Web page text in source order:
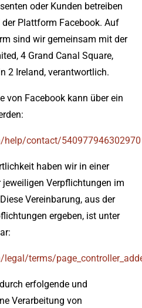
oder Kunden betreiben
Plattform Facebook. Auf
sind wir gemeinsam mit der
4 Grand Canal Square,
2 Ireland, verantwortlich.
von Facebook kann über ein
help/contact/540977946302970
haben wir in einer
Verpflichtungen im
Vereinbarung, aus der
ergeben, ist unter
terms/
erfolgende und
Verarbeitung von